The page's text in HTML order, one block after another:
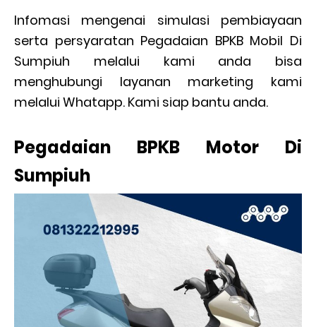
Infomasi mengenai simulasi pembiayaan
serta persyaratan Pegadaian BPKB Mobil Di
Sumpiuh melalui kami anda bisa
menghubungi layanan marketing kami
melalui Whatapp. Kami siap bantu anda.
Pegadaian BPKB Motor Di
Sumpiuh